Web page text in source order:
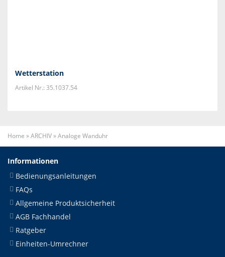
Wetterstation
Artikel Nr.: 35.1037.54
Home »ARCHIV»Analoge Wanduhr
Informationen
Bedienungsanleitungen
FAQs
Allgemeine Produktsicherheit
AGB Fachhandel
Ratgeber
Einheiten-Umrechner